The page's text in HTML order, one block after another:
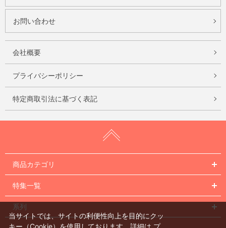
お問い合わせ
会社概要
プライバシーポリシー
特定商取引法に基づく表記
商品カテゴリ
特集一覧
系列
当サイトでは、サイトの利便性向上を目的にクッ